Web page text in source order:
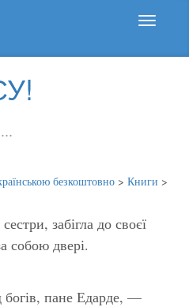
безкоштовно > Книги >
забігла до своєї
собою двері.
пане Едарде, —